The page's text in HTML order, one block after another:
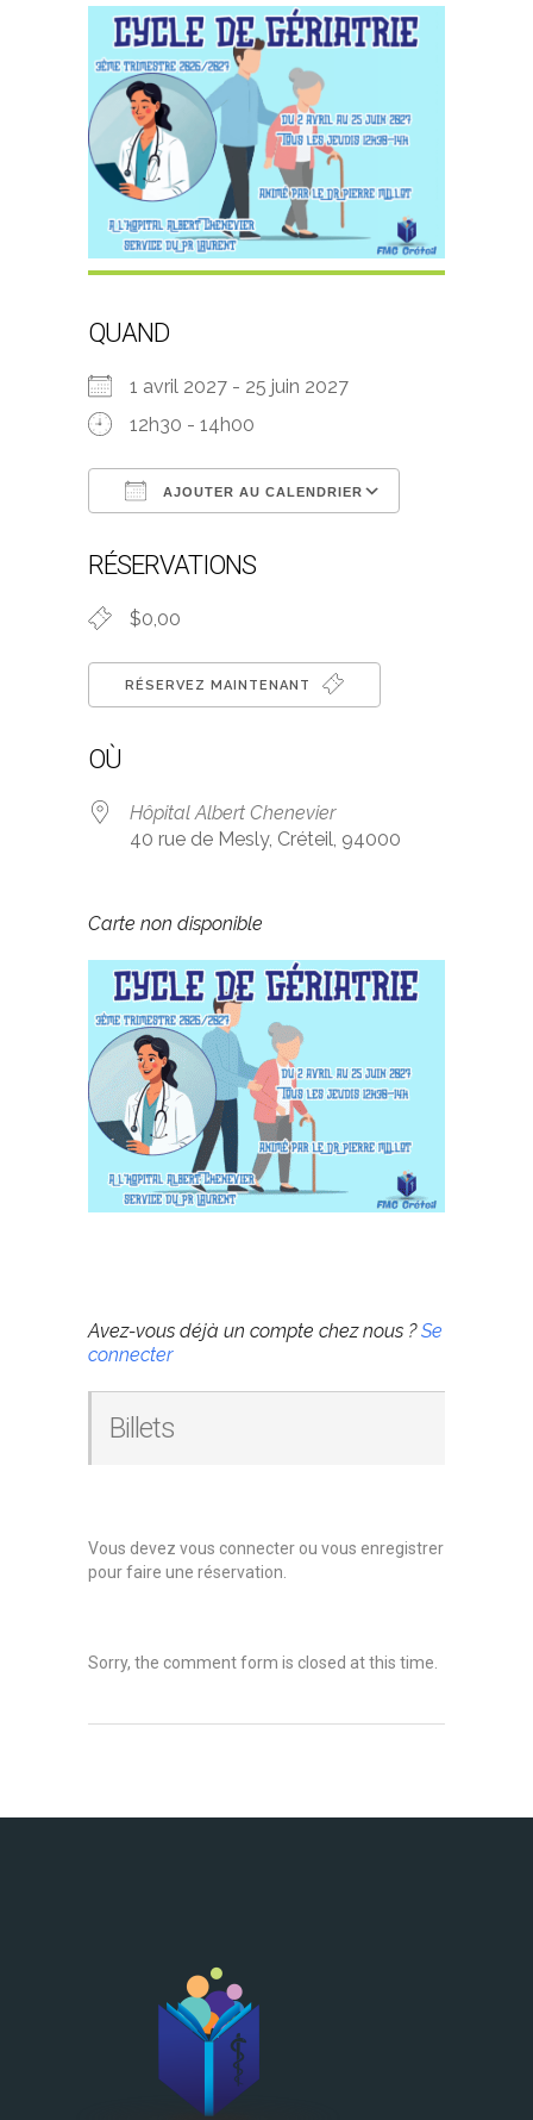
QUAND
1 avril 2027 - 25 juin 2027
12h30 - 14h00
AJOUTER AU CALENDRIER
RÉSERVATIONS
$0,00
RÉSERVEZ MAINTENANT
OÙ
Hôpital Albert Chenevier
40 rue de Mesly, Créteil, 94000
Carte non disponible
Avez-vous déjà un compte chez nous ?Se
connecter
Billets
Vous devez vous connecter ou vous enregistrer
pour faire une réservation.
Sorry, the comment form is closed at this time.